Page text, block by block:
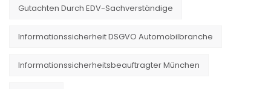
Gutachten Durch EDV-Sachverständige
Informationssicherheit DSGVO Automobilbranche
Informationssicherheitsbeauftragter München